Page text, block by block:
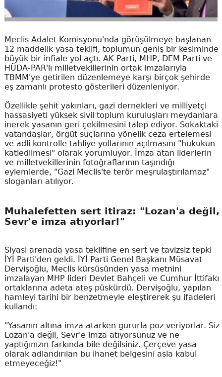
Meclis Adalet Komisyonu'nda görüşülmeye başlanan
12 maddelik yasa teklifi, toplumun geniş bir kesiminde
büyük bir infiale yol açtı. AK Parti, MHP, DEM Parti ve
HÜDA-PAR'lı milletvekillerinin ortak imzalarıyla
TBMM'ye getirilen düzenlemeye karşı birçok şehirde
eş zamanlı protesto gösterileri düzenleniyor.
Özellikle şehit yakınları, gazi dernekleri ve milliyetçi
hassasiyeti yüksek sivil toplum kuruluşları meydanlara
inerek yasanın geri çekilmesini talep ediyor. Sokaktaki
vatandaşlar, örgüt suçlarına yönelik ceza ertelemesi
ve adli kontrolle tahliye yollarının açılmasını "hukukun
katledilmesi" olarak yorumluyor. İmza atan liderlerin
ve milletvekillerinin fotoğraflarının taşındığı
eylemlerde, "Gazi Meclis'te terör meşrulaştırılamaz"
sloganları atılıyor.
Muhalefetten sert itiraz: "Lozan'a değil,
Sevr'e imza atıyorlar!"
Siyasi arenada yasa teklifine en sert ve tavizsiz tepki
İYİ Parti'den geldi. İYİ Parti Genel Başkanı Müsavat
Dervişoğlu, Meclis kürsüsünden yasa metnini
imzalayan MHP lideri Devlet Bahçeli ve Cumhur İttifakı
ortaklarına adeta ateş püskürdü. Dervişoğlu, yapılan
hamleyi tarihi bir benzetmeyle eleştirerek şu ifadeleri
kullandı:
"Yasanın altına imza atarken gururla poz veriyorlar. Siz
Lozan'a değil, Sevr'e imza atıyorsunuz ve ne
yaptığınızın farkında bile değilsiniz. Çerçeve yasa
olarak adlandırılan bu ihanet belgesini asla kabul
etmeyeceğiz!"